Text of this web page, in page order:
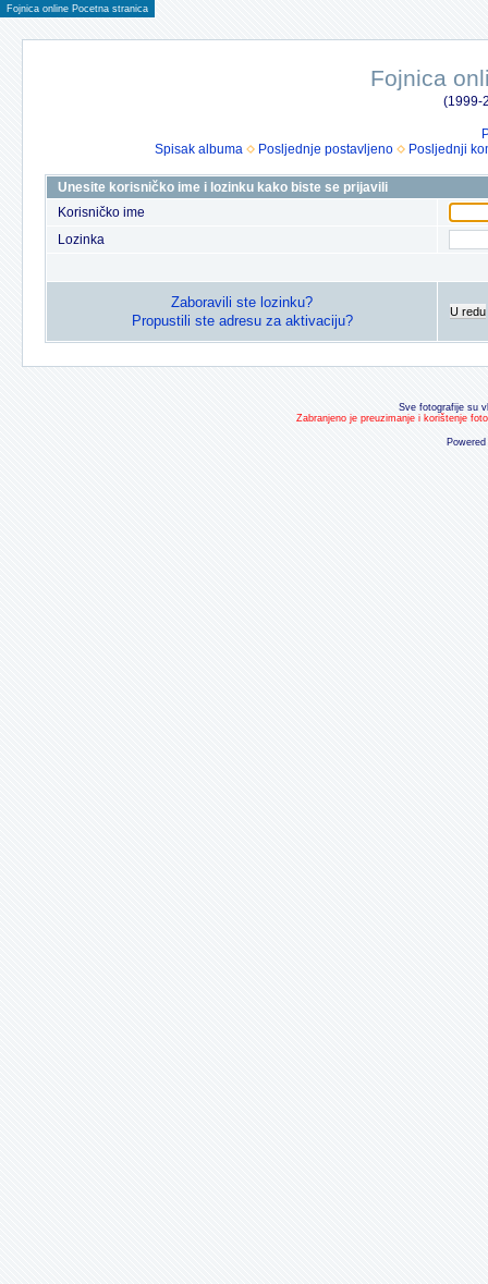
Fojnica online Pocetna stranica
Fojnica
(1999-
Spisak albuma
Posljednje postavljeno Posljednji
Unesite korisničko ime i lozinku kako biste se prijavili
Korisničko ime
Lozinka
Zaboravili ste lozinku?
Propustili ste adresu za aktivaciju?
U redu
Sve fotografije su
Zabranjeno je preuzimanje i korištenje